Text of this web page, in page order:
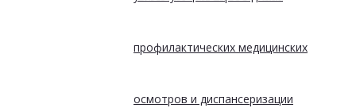
профилактических медицинских
осмотров и диспансеризации